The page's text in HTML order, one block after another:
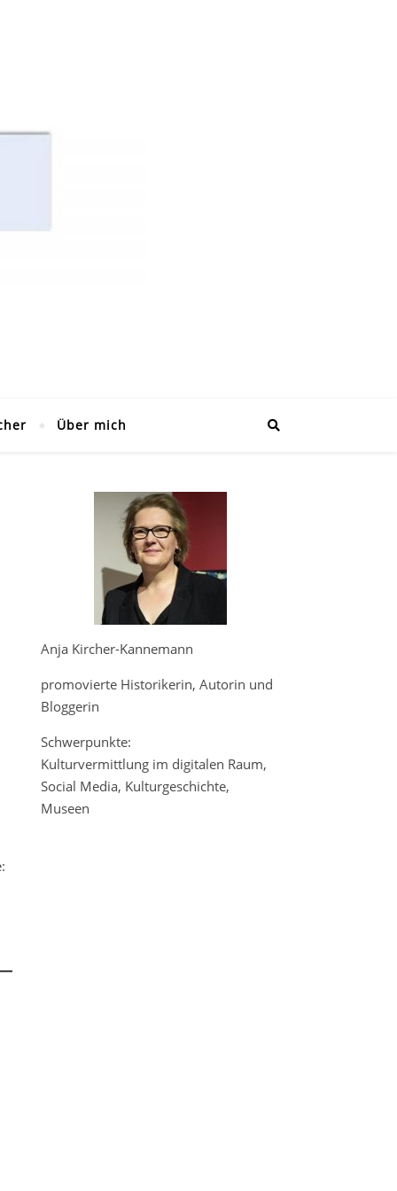
Über mich
Anja Kircher-Kannemann
promovierte Historikerin, Autorin und
Bloggerin
Schwerpunkte:
Kulturvermittlung im digitalen Raum,
Social Media, Kulturgeschichte,
Museen